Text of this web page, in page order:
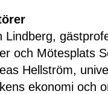
Lindberg,
och Mötesplats
Hellström,
ekonomi och